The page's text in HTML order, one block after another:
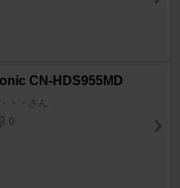
CN-HDS955MD
・・さん
0